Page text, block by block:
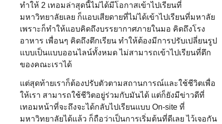
ทำให้ 2 เทอมล่าสุดนี้ไม่ได้มีโอกาสเข้าไปเรียนที่
มหาวิทยาลัยเลย ก็แอบเสียดายที่ไม่ได้เข้าไปเรียนที่มหาลัย
เพราะก็ทำให้แอบคิดถึงบรรยากาศภายในมอ คิดถึงโรง
อาหาร เพื่อนๆ คิดถึงตึกเรียน ทำให้ต้องมีการปรับเปลี่ยนรูป
แบบเป็นแบบออนไลน์ทั้งหมด ไม่สามารถเข้าไปเรียนที่ตึก
ของคณะเราได้
แต่สุดท้ายเราก็ต้องปรับตัวตามสถานการณ์และใช้ชีวิตเพื่อ
ให้เรา สามารถใช้ชีวิตอยู่ร่วมกับมันได้ แต่ก็ยังมีข่าวดีที่
เทอมหน้าที่จะถึงจะได้กลับไปเรียนแบบ On-site ที่
มหาวิทยาลัยได้แล้ว ก็ถือว่าเป็นการเริ่มต้นที่ดีเลย ไว้เจอกัน